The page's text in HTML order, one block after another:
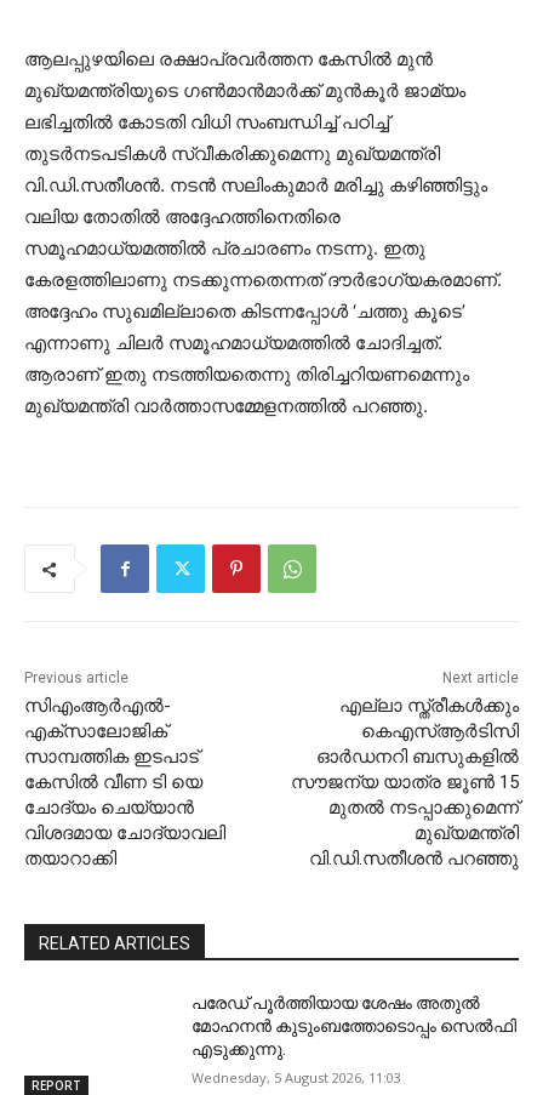
ആലപ്പുഴയിലെ രക്ഷാപ്രവര്‍ത്തന കേസില്‍ മുന്‍
മുഖ്യമന്ത്രിയുടെ ഗണ്‍മാന്‍മാര്‍ക്ക് മുന്‍കൂര്‍ ജാമ്യം
ലഭിച്ചതില്‍ കോടതി വിധി സംബന്ധിച്ച് പഠിച്ച്
തുടര്‍നടപടികള്‍ സ്വീകരിക്കുമെന്നു മുഖ്യമന്ത്രി
വി.ഡി.സതീശൻ. നടന്‍ സലിംകുമാര്‍ മരിച്ചു കഴിഞ്ഞിട്ടും
വലിയ തോതില്‍ അദ്ദേഹത്തിനെതിരെ
സമൂഹമാധ്യമത്തില്‍ പ്രചാരണം നടന്നു. ഇതു
കേരളത്തിലാണു നടക്കുന്നതെന്നത് ദൗര്‍ഭാഗ്യകരമാണ്.
അദ്ദേഹം സുഖമില്ലാതെ കിടന്നപ്പോള്‍ ‘ചത്തു കൂടെ’
എന്നാണു ചിലര്‍ സമൂഹമാധ്യമത്തില്‍ ചോദിച്ചത്.
ആരാണ് ഇതു നടത്തിയതെന്നു തിരിച്ചറിയണമെന്നും
മുഖ്യമന്ത്രി വാർത്താസമ്മേളനത്തിൽ പറഞ്ഞു.
Previous article
സിഎംആര്‍എല്‍-
എക്‌സാലോജിക്
സാമ്പത്തിക ഇടപാട്
കേസില്‍ വീണ ടി യെ
ചോദ്യം ചെയ്യാന്‍
വിശദമായ ചോദ്യാവലി
തയാറാക്കി
Next article
എല്ലാ സ്ത്രീകള്‍ക്കും
കെഎസ്ആര്‍ടിസി
ഓര്‍ഡനറി ബസുകളില്‍
സൗജന്യ യാത്ര ജൂണ്‍ 15
മുതല്‍ നടപ്പാക്കുമെന്ന്
മുഖ്യമന്ത്രി
വി.ഡി.സതീശന്‍ പറഞ്ഞു
RELATED ARTICLES
REPORT
പരേഡ് പൂര്‍ത്തിയായ ശേഷം അതുൽ
മോഹനൻ കുടുംബത്തോടൊപ്പം സെൽഫി
എടുക്കുന്നു.
Wednesday, 5 August 2026, 11:03